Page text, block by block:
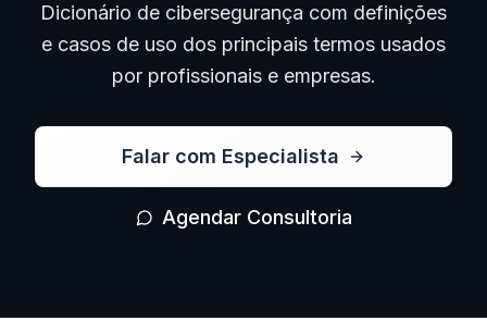
Dicionário de cibersegurança com definições
e casos de uso dos principais termos usados
por profissionais e empresas.
Falar com Especialista
Agendar Consultoria